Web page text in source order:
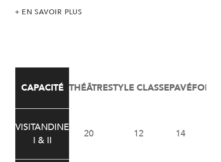
EN SAVOIR PLUS
CAPACITÉ THÉÂTRESTYLE CLASSEPAVÉ
VISITANDINE
I & II
20 12 14